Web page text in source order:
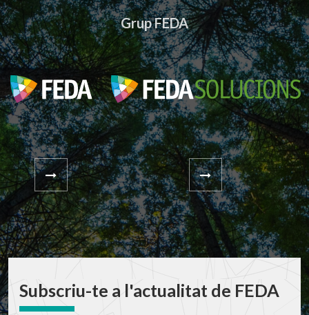
Grup FEDA
Subscriu-te a l'actualitat de FEDA